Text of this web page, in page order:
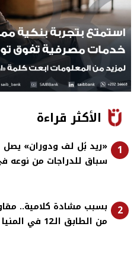
الأكثر قراءة
1
«ريد بُل لف ودوران» يصل
سباق للدراجات من نوعه
2
بسبب مشادة كلامية..
من الطابق الـ12 في المنيا